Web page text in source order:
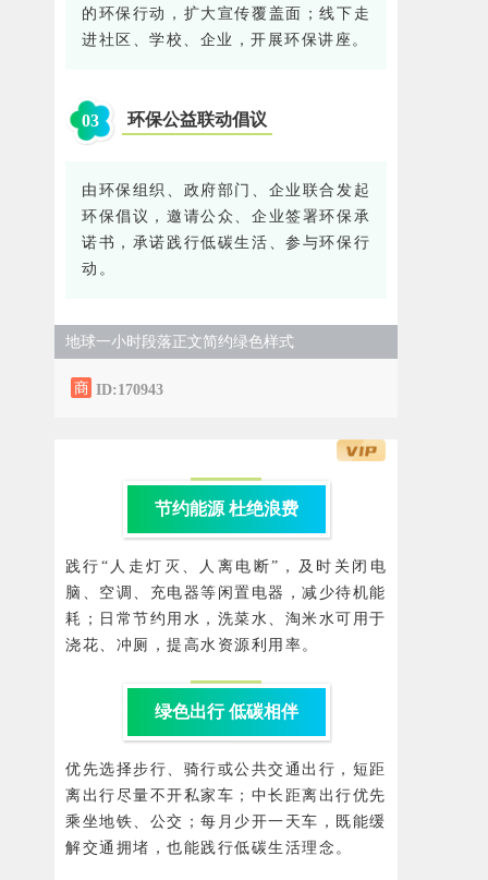
的环保行动，扩大宣传覆盖面；线下走
进社区、学校、企业，开展环保讲座。
03 环保公益联动倡议
由环保组织、政府部门、企业联合发起
环保倡议，邀请公众、企业签署环保承
诺书，承诺践行低碳生活、参与环保行
动。
地球一小时段落正文简约绿色样式
ID:170943
节约能源 杜绝浪费
践行“人走灯灭、人离电断”，及时关闭电
脑、空调、充电器等闲置电器，减少待机能
耗；日常节约用水，洗菜水、淘米水可用于
浇花、冲厕，提高水资源利用率。
绿色出行 低碳相伴
优先选择步行、骑行或公共交通出行，短距
离出行尽量不开私家车；中长距离出行优先
乘坐地铁、公交；每月少开一天车，既能缓
解交通拥堵，也能践行低碳生活理念。